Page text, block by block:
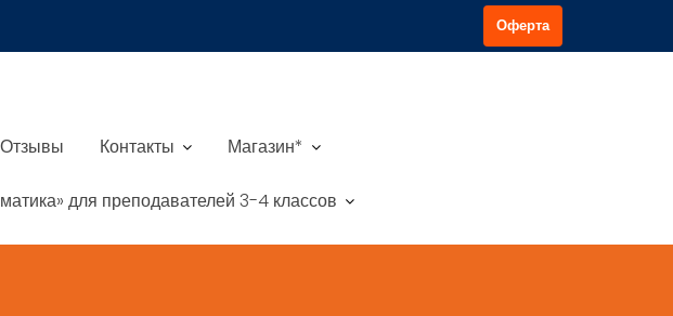
Оферта
Отзывы Контакты Магазин*
для преподавателей 3-4 классов